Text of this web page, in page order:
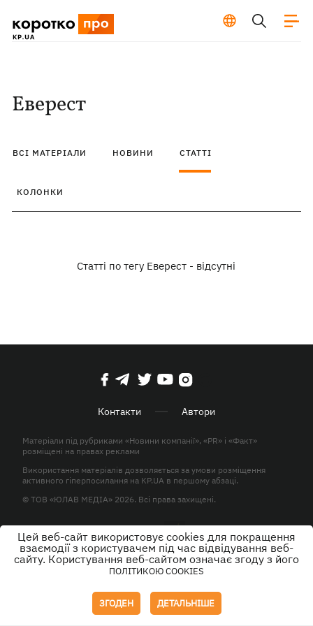
Еверест
ВСІ МАТЕРІАЛИ НОВИНИ СТАТТІ
КОЛОНКИ
Статті по тегу Еверест - відсутні
Контакти Автори
Матеріали під рубриками «Новини компанії», «PR» і «Факт»
розміщені на правах реклами
Використання матеріалів дозволяється за умови розміщення
активного гіперпосилання на KP.UA в першому абзаці.
© ТОВ «ЮЛАВ МЕДІА» 2026. Всі права захищені.
Дизайн
Цей веб-сайт використовує cookies для покращення
взаємодії з користувачем під час відвідування веб-
сайту. Користування веб-сайтом означає згоду з його
ПОЛІТИКОЮ COOKIES
ЗГОДЕН ДЕТАЛЬНІШЕ